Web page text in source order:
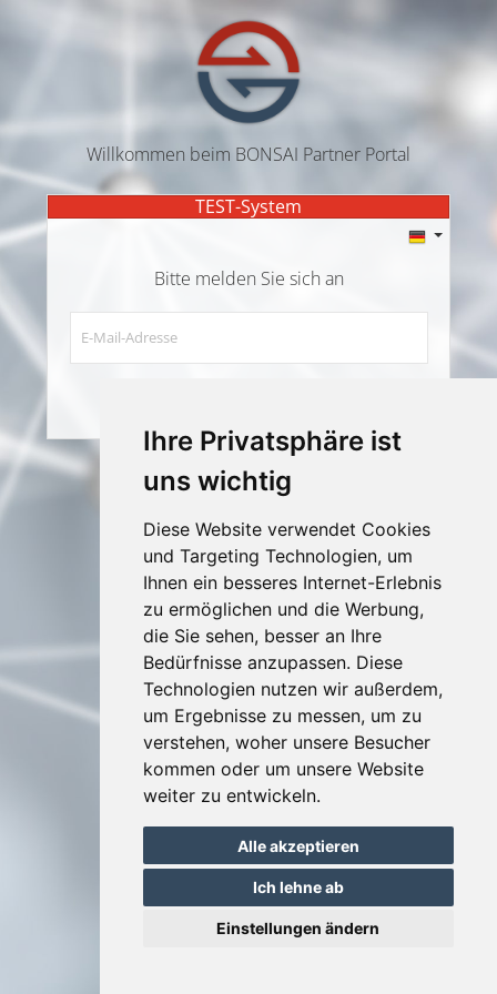
Ihre Privatsphäre ist
uns wichtig
Diese Website verwendet Cookies
und Targeting Technologien, um
Ihnen ein besseres Internet-Erlebnis
zu ermöglichen und die Werbung,
die Sie sehen, besser an Ihre
Bedürfnisse anzupassen. Diese
Technologien nutzen wir außerdem,
um Ergebnisse zu messen, um zu
verstehen, woher unsere Besucher
kommen oder um unsere Website
weiter zu entwickeln.
Alle akzeptieren
Ich lehne ab
Einstellungen ändern
Willkommen beim BONSAI Partner Portal
TEST-System
Bitte melden Sie sich an
E-Mail-Adresse
BONSAI Partner Portal v3.12.3
Impressum
Allgemeine Nutzungsbedingungen
Datenschutz und Vertraulichkeit